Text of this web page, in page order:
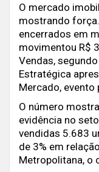
O mercado
mostrando
encerrados em
movimentou R$
Vendas,
Estratégica
Mercado, evento
O número
evidência no
vendidas 5.683
de 3% em
Metropolitana, o